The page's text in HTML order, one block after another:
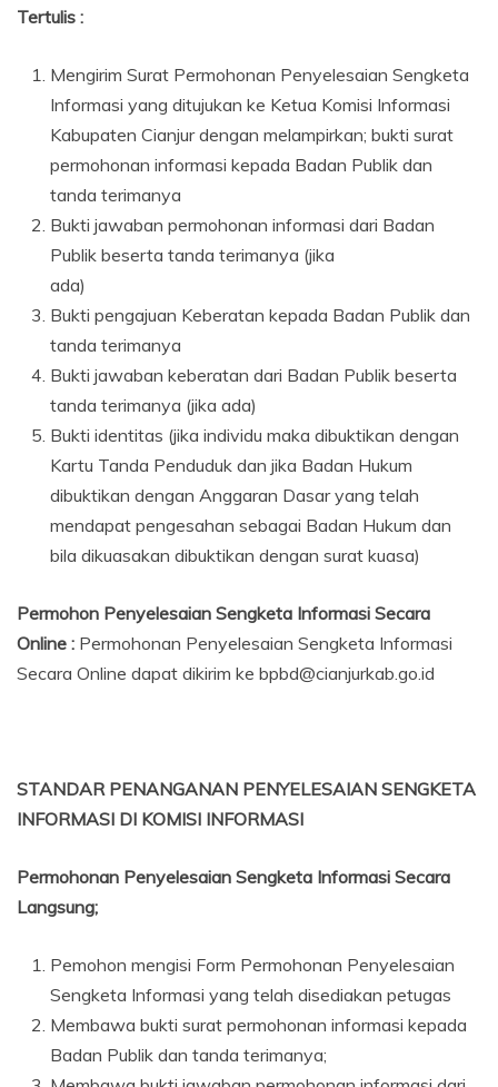
Tertulis :
Mengirim Surat Permohonan Penyelesaian Sengketa
Informasi yang ditujukan ke Ketua Komisi Informasi
Kabupaten Cianjur dengan melampirkan; bukti surat
permohonan informasi kepada Badan Publik dan
tanda terimanya
Bukti jawaban permohonan informasi dari Badan
Publik beserta tanda terimanya (jika
ada)
Bukti pengajuan Keberatan kepada Badan Publik dan
tanda terimanya
Bukti jawaban keberatan dari Badan Publik beserta
tanda terimanya (jika ada)
Bukti identitas (jika individu maka dibuktikan dengan
Kartu Tanda Penduduk dan jika Badan Hukum
dibuktikan dengan Anggaran Dasar yang telah
mendapat pengesahan sebagai Badan Hukum dan
bila dikuasakan dibuktikan dengan surat kuasa)
Permohon Penyelesaian Sengketa Informasi Secara
Online : Permohonan Penyelesaian Sengketa Informasi
Secara Online dapat dikirim ke bpbd@cianjurkab.go.id
STANDAR PENANGANAN PENYELESAIAN SENGKETA
INFORMASI DI KOMISI INFORMASI
Permohonan Penyelesaian Sengketa Informasi Secara
Langsung;
Pemohon mengisi Form Permohonan Penyelesaian
Sengketa Informasi yang telah disediakan petugas
Membawa bukti surat permohonan informasi kepada
Badan Publik dan tanda terimanya;